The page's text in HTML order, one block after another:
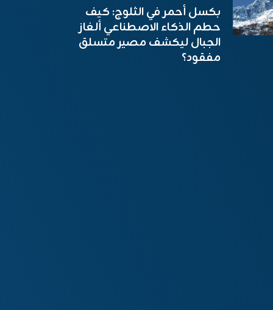
بكسل أحمر في الثلوج: كيف
حطم الذكاء الاصطناعي ألغاز
الجبال ليكشف مصير متسلق
مفقود؟